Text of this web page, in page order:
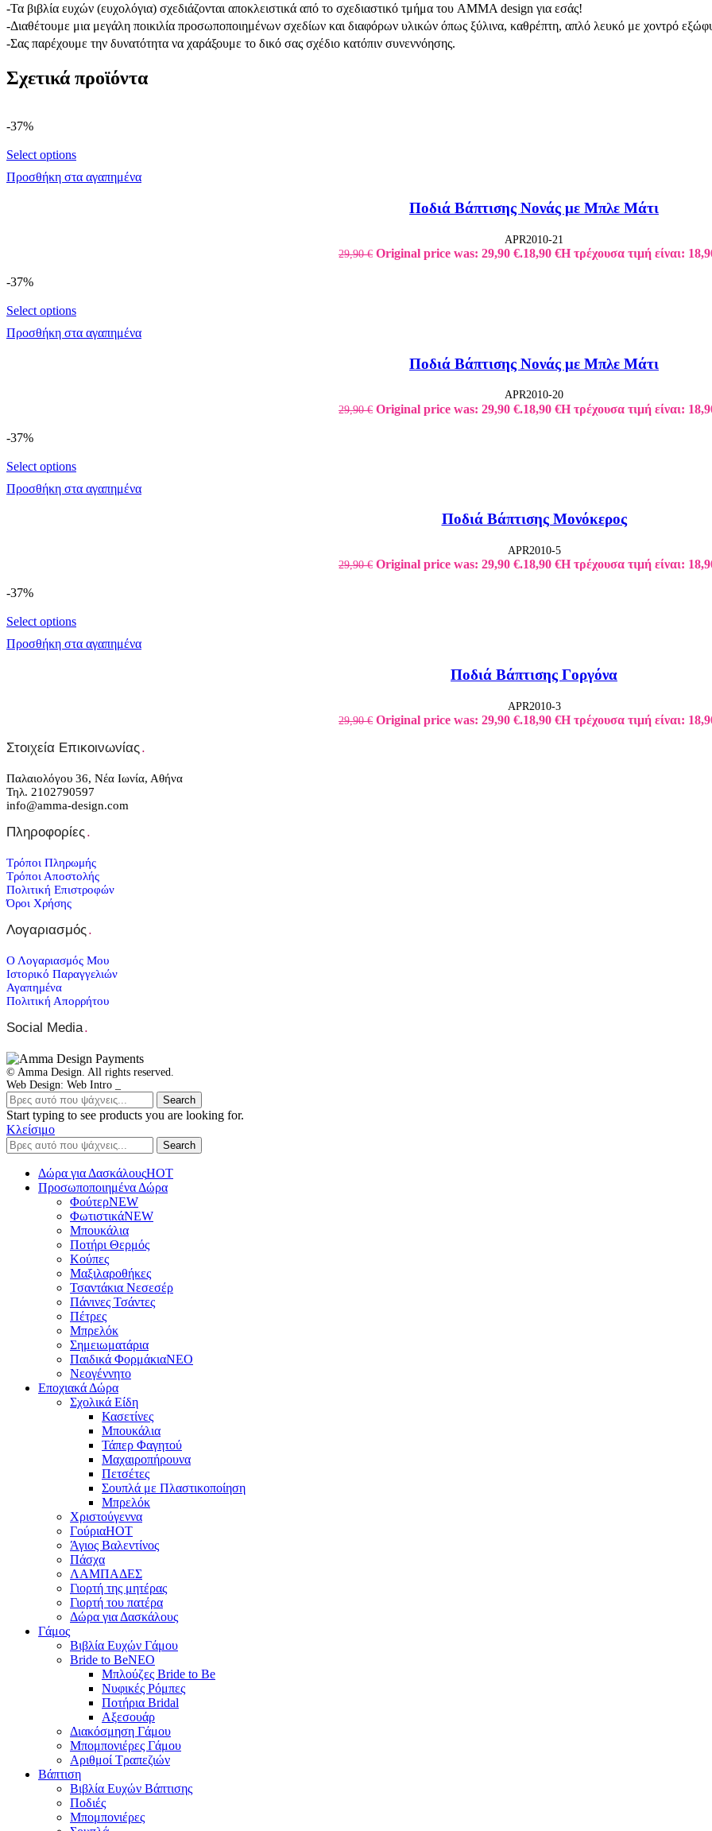
-Τα βιβλία ευχών (ευχολόγια) σχεδιάζονται αποκλειστικά από το σχεδιαστικό τμήμα του AMMA design για εσάς!
-Διαθέτουμε μια μεγάλη ποικιλία προσωποποιημένων σχεδίων και διαφόρων υλικών όπως ξύλινα, καθρέπτη, απλό λευκό με χοντρό
-Σας παρέχουμε την δυνατότητα να χαράξουμε το δικό σας σχέδιο κατόπιν συνεννόησης.
Σχετικά προϊόντα
-37%
Select options
Προσθήκη στα αγαπημένα
Ποδιά Βάπτισης Νονάς με Μπλε Μάτι
APR2010-21
29,90€ Original price was: 29,90 €.18,90 €Η τρέχουσα τιμή είναι:
-37%
Select options
Προσθήκη στα αγαπημένα
Ποδιά Βάπτισης Νονάς με Μπλε Μάτι
APR2010-20
29,90€ Original price was: 29,90 €.18,90 €Η τρέχουσα τιμή είναι:
-37%
Select options
Προσθήκη στα αγαπημένα
Ποδιά Βάπτισης Μονόκερος
APR2010-5
29,90€ Original price was: 29,90 €.18,90 €Η τρέχουσα τιμή είναι:
-37%
Select options
Προσθήκη στα αγαπημένα
Ποδιά Βάπτισης Γοργόνα
APR2010-3
29,90€ Original price was: 29,90 €.18,90 €Η τρέχουσα τιμή είναι:
Στοιχεία Επικοινωνίας.
Παλαιολόγου 36, Νέα Ιωνία, Αθήνα
Τηλ. 2102790597
info@amma-design.com
Πληροφορίες.
Τρόποι Πληρωμής
Τρόποι Αποστολής
Πολιτική Επιστροφών
Όροι Χρήσης
Λογαριασμός.
Ο Λογαριασμός Μου
Ιστορικό Παραγγελιών
Αγαπημένα
Πολιτική Απορρήτου
Social Media.
© Amma Design. All rights reserved.
Web Design: Web Intro _
Search
Start typing to see products you are looking for.
Κλείσιμο
Search
Δώρα για ΔασκάλουςHOT
Προσωποποιημένα Δώρα
ΦούτερNEW
ΦωτιστικάNEW
Μπουκάλια
Ποτήρι Θερμός
Κούπες
Μαξιλαροθήκες
Τσαντάκια Νεσεσέρ
Πάνινες Τσάντες
Πέτρες
Μπρελόκ
Σημειωματάρια
Παιδικά ΦορμάκιαNEO
Νεογέννητο
Εποχιακά Δώρα
Σχολικά Είδη
Κασετίνες
Μπουκάλια
Τάπερ Φαγητού
Μαχαιροπήρουνα
Πετσέτες
Σουπλά με Πλαστικοποίηση
Μπρελόκ
Χριστούγεννα
ΓούριαHOT
Άγιος Βαλεντίνος
Πάσχα
ΛΑΜΠΑΔΕΣ
Γιορτή της μητέρας
Γιορτή του πατέρα
Δώρα για Δασκάλους
Γάμος
Βιβλία Ευχών Γάμου
Bride to BeNEO
Μπλούζες Bride to Be
Νυφικές Ρόμπες
Ποτήρια Bridal
Αξεσουάρ
Διακόσμηση Γάμου
Μπομπονιέρες Γάμου
Αριθμοί Τραπεζιών
Βάπτιση
Βιβλία Ευχών Βάπτισης
Ποδιές
Μπομπονιέρες